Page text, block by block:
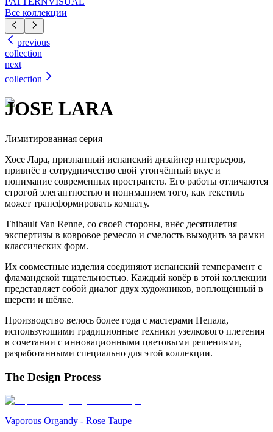
Все коллекции
previous
collection
next
collection
JOSE LARA
Лимитированная серия
Хосе Лара, признанный испанский дизайнер интерьеров,
привнёс в сотрудничество свой утончённый вкус и
понимание современных пространств. Его работы отличаются
строгой элегантностью и пониманием того, как текстиль
может трансформировать комнату.
Thibault Van Renne, со своей стороны, внёс десятилетия
экспертизы в ковровое ремесло и смелость выходить за рамки
классических форм.
Их совместные изделия соединяют испанский темперамент с
фламандской тщательностью. Каждый ковёр в этой коллекции
представляет собой диалог двух художников, воплощённый в
шерсти и шёлке.
Производство велось более года с мастерами Непала,
использующими традиционные техники узелкового плетения
в сочетании с инновационными цветовыми решениями,
разработанными специально для этой коллекции.
The Design Process
Vaporous Organdy - Rose Taupe